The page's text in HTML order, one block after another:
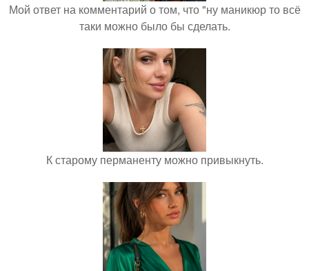
Мой ответ на комментарий о том, что "ну маникюр то всё
таки можно было бы сделать.
К старому перманенту можно привыкнуть.